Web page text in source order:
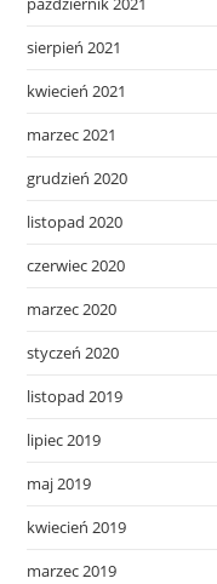
sierpień 2021
kwiecień 2021
marzec 2021
grudzień 2020
listopad 2020
czerwiec 2020
marzec 2020
styczeń 2020
listopad 2019
lipiec 2019
maj 2019
kwiecień 2019
marzec 2019